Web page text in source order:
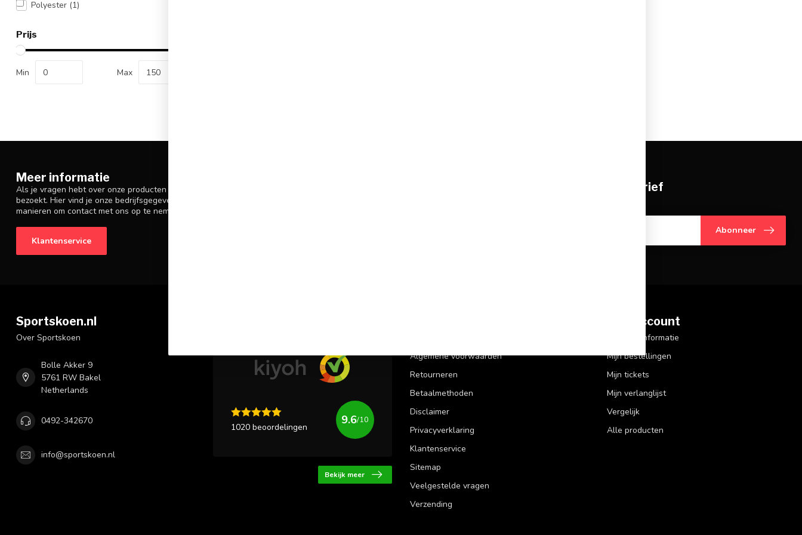
Polyester (1)
Prijs
Min Max
Meer informatie
Als je vragen hebt over onze producten of je aankoop, zorg er dan voor dat je onze klantenservicepagina
bezoekt. Hier vind je onze bedrijfsgegevens, antwoorden op veelgestelde vragen en verschillende
manieren om contact met ons op te nemen.
Klantenservice
Abonneer je op onze nieuwsbrief
Abonneer
Sportskoen.nl
Over Sportskoen
Bolle Akker 9
5761 RW Bakel
Netherlands
0492-342670
info@sportskoen.nl
1020 beoordelingen
9.6/10
Bekijk meer
Algemene voorwaarden
Retourneren
Betaalmethoden
Disclaimer
Privacyverklaring
Klantenservice
Sitemap
Veelgestelde vragen
Verzending
Mijn account
Account informatie
Mijn bestellingen
Mijn tickets
Mijn verlanglijst
Vergelijk
Alle producten